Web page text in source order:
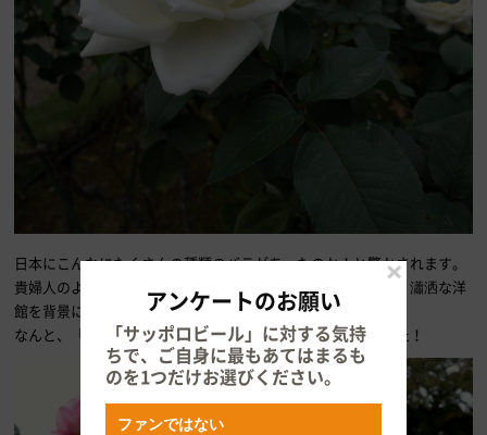
日本にこんなにたくさんの種類のバラがあったのか！と驚かされます。
貴婦人のようなエレガントさや、映画女優のような色っぽさ。瀟洒な洋
館を背景に、魅力的なバラをたくさん見ることができました。
なんと、「芳純（ほうじゅん）」と言う名のバラもありました！
アンケートのお願い
「サッポロビール」に対する気持
ちで、ご自身に最もあてはまるも
のを1つだけお選びください。
ファンではない